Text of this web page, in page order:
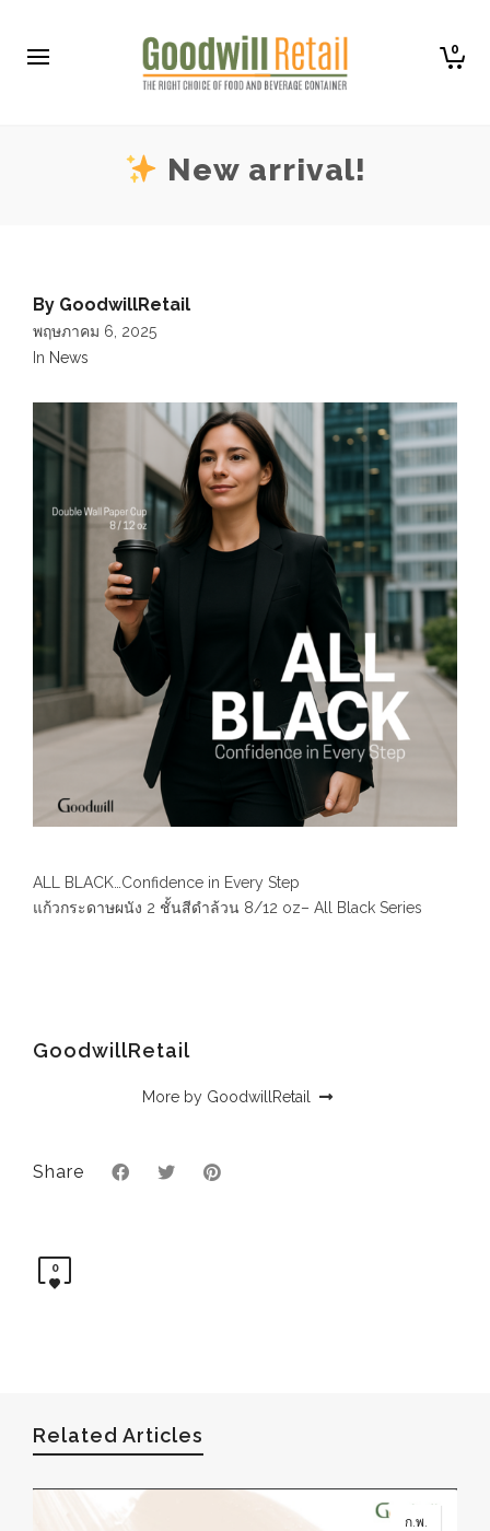
0
New arrival!
By GoodwillRetail
พฤษภาคม 6, 2025
In News
ALL BLACK…Confidence in Every Step
แก้วกระดาษผนัง 2 ชั้นสีดำล้วน 8/12 oz– All Black Series
GoodwillRetail
More by GoodwillRetail
Share
0
Related Articles
ก.พ.